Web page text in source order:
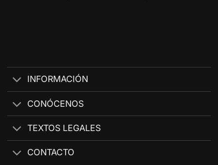
INFORMACIÓN
CONÓCENOS
TEXTOS LEGALES
CONTACTO